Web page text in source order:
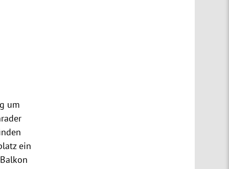
um
ein